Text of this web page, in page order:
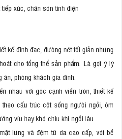
xúc, chân sơn tĩnh điện
kế đĩnh đạc, đường nét tối giản nhưng
cho tổng thể sản phẩm. Là gợi ý lý
phòng khách gia đình.
nhau với góc cạnh viền tròn, thiết kế
cấu trúc cột sống người ngồi, ôm
víu hay khó chịu khi ngồi lâu
lưng và đệm từ da cao cấp, với bề